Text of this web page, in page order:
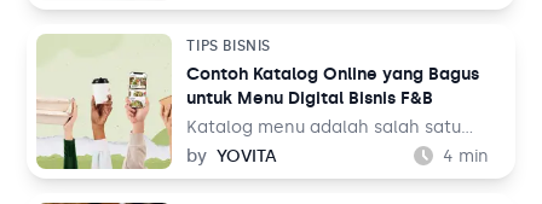
agar bisa menghasilkan foto yang
barang dagangan. Foto katalog tidak
bisa dilakukan sembarangan dan asal
upload ke tempat jualan. Saat
berbelanja, pengunjung toko online
bukan hanya membandingkan harga
dengan toko sebelah, tetapi juga
TIPS BISNIS
Contoh Katalog Online yang Bagus
untuk Menu Digital Bisnis F&B
Katalog menu adalah salah satu
elemen penting dalam bisnis F&B.
Tidak hanya memudahkan pelanggan
by YOVITA 4 min